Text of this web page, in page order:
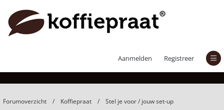
Aanmelden Registreer
Forumoverzicht Koffiepraat Stel je voor / jouw set-up